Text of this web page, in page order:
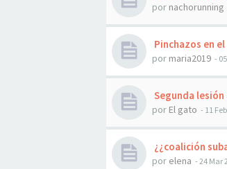
por nachorunning
Pinchazos en
por maria2019 -
Segunda
por El gato - 11
¿¿coalición
por elena - 24 Mar